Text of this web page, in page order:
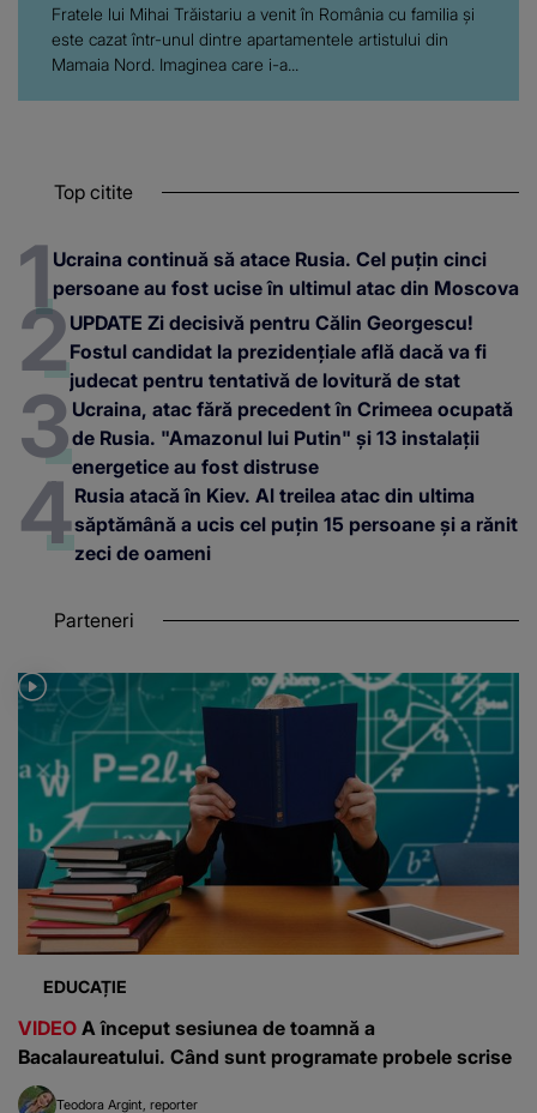
Fratele lui Mihai Trăistariu a venit în România cu familia și
este cazat într-unul dintre apartamentele artistului din
Mamaia Nord. Imaginea care i-a...
Top citite
Ucraina continuă să atace Rusia. Cel puțin cinci
persoane au fost ucise în ultimul atac din Moscova
UPDATE Zi decisivă pentru Călin Georgescu!
Fostul candidat la prezidențiale află dacă va fi
judecat pentru tentativă de lovitură de stat
Ucraina, atac fără precedent în Crimeea ocupată
de Rusia. "Amazonul lui Putin" și 13 instalații
energetice au fost distruse
Rusia atacă în Kiev. Al treilea atac din ultima
săptămână a ucis cel puțin 15 persoane și a rănit
zeci de oameni
Parteneri
EDUCAȚIE
VIDEO A început sesiunea de toamnă a
Bacalaureatului. Când sunt programate probele scrise
Teodora Argint reporter